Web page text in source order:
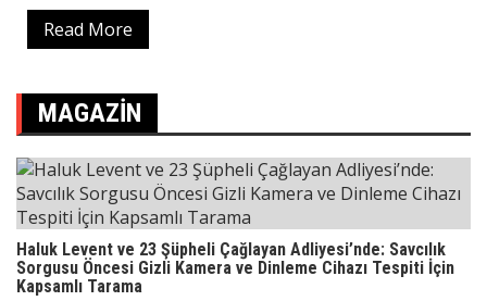
Read More
MAGAZIN
Haluk Levent ve 23 Şüpheli Çağlayan Adliyesi’nde: Savcılık
Sorgusu Öncesi Gizli Kamera ve Dinleme Cihazı Tespiti İçin
Kapsamlı Tarama